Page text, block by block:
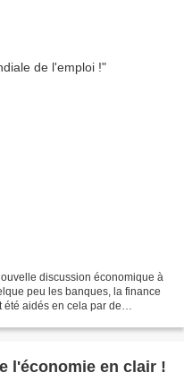
discussion économique à
peu les banques, la finance
été aidés en cela par de
l'économie en clair !